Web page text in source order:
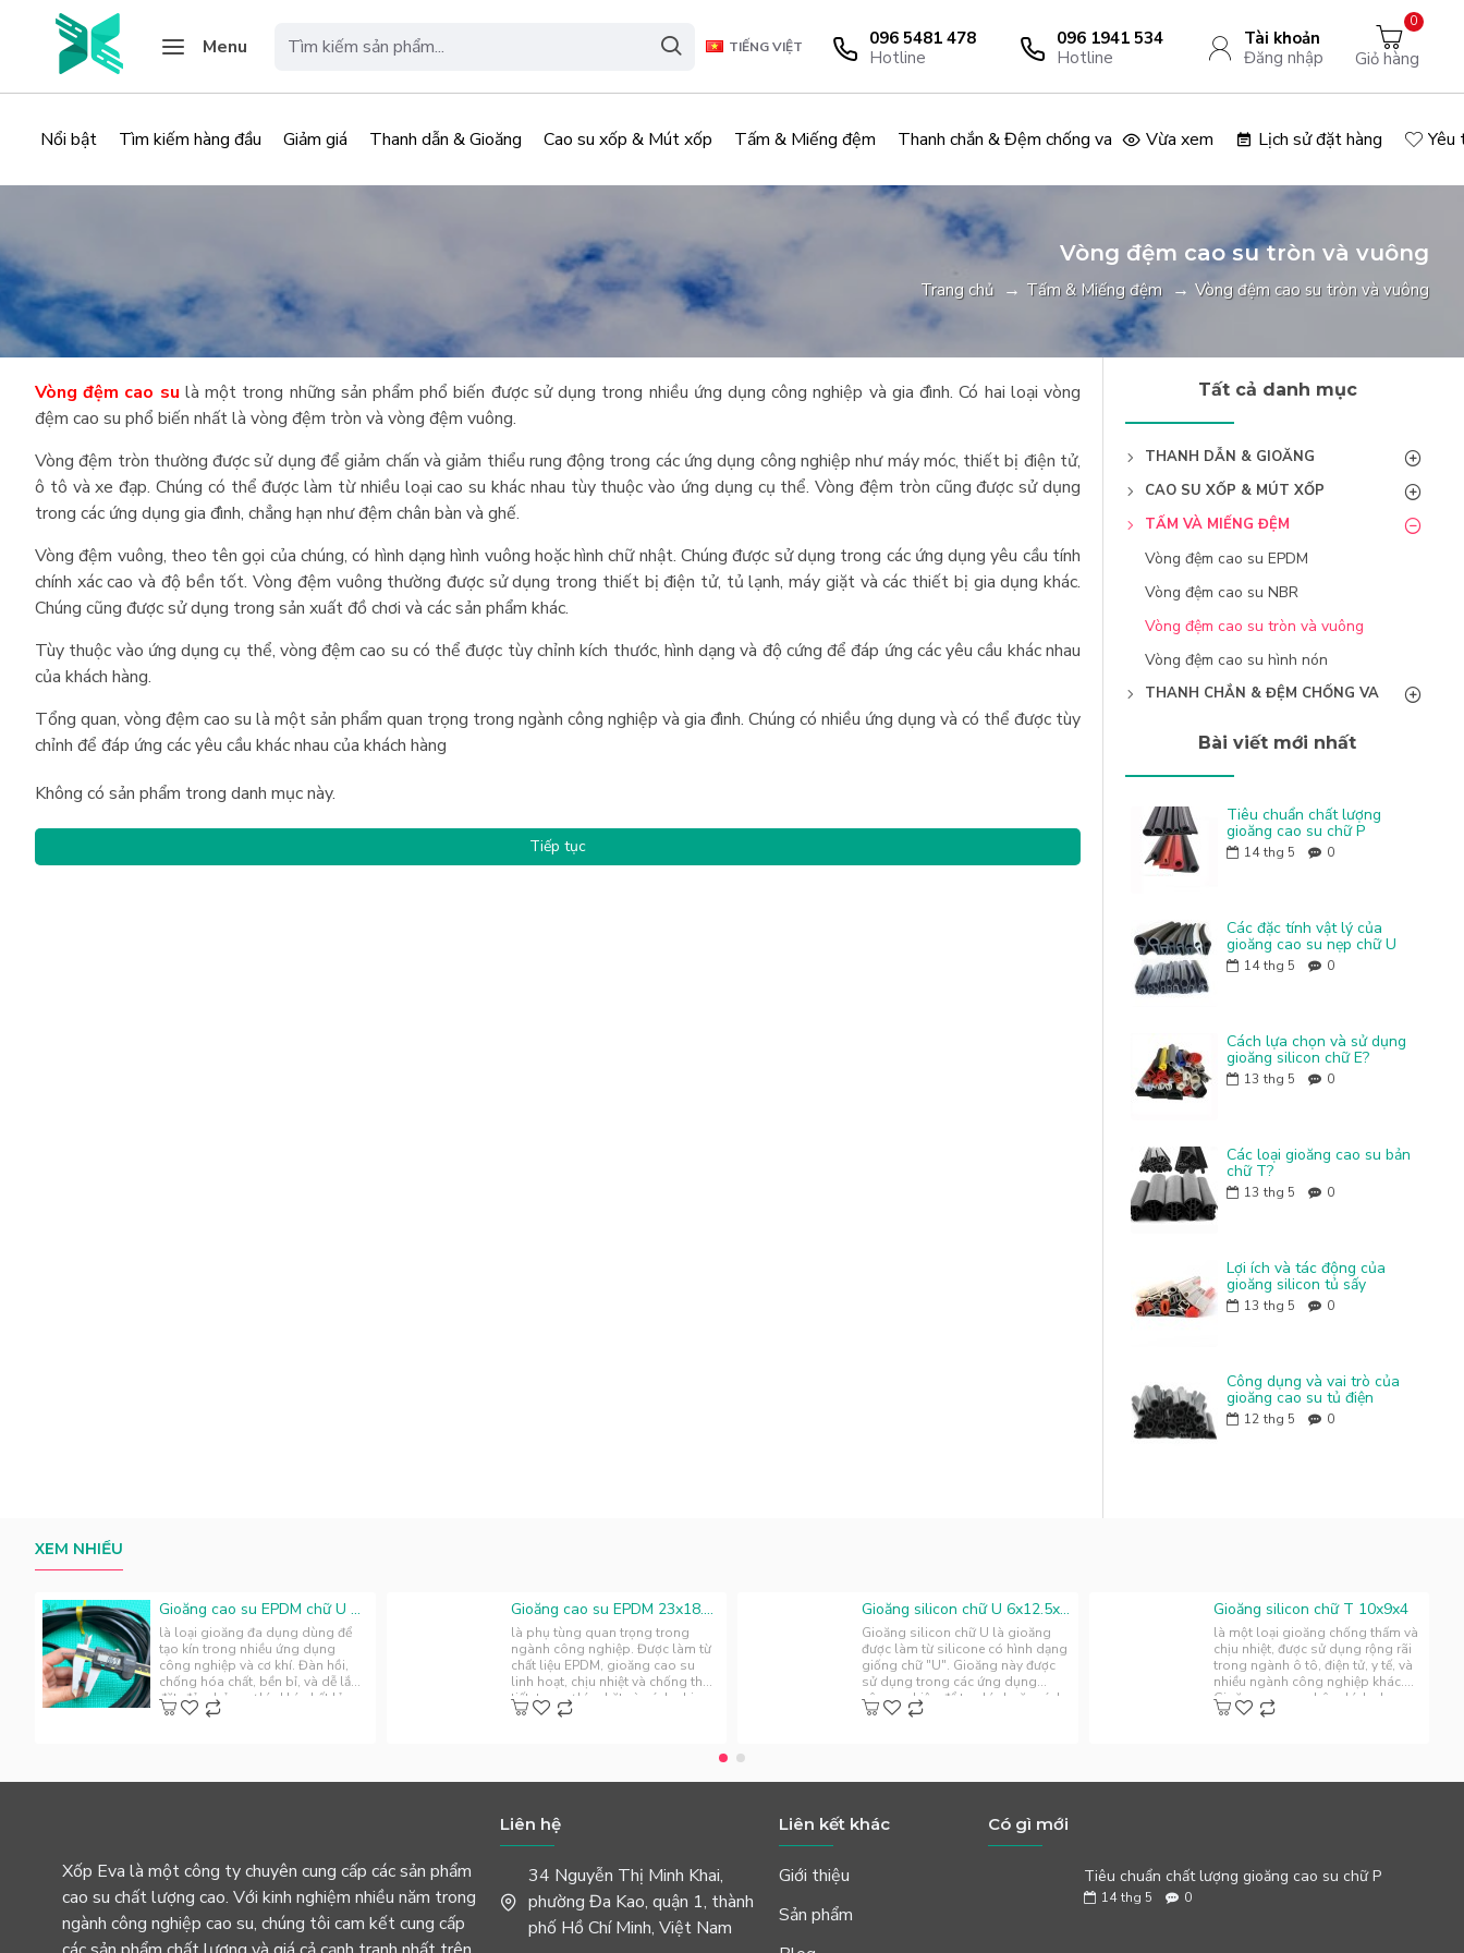
Nổi bật Tìm kiếm hàng đầu Giảm giá Thanh dẫn & Gioăng Cao su xốp & Mút xốp Tấm & Miếng đệm Thanh chắn & Đệm chống va Vừa xem Lịch sử đặt hàng Yêu
Menu TIẾNG VIỆT
096 5481 478
Hotline
096 1941 534
Hotline
Tài khoản
Đăng nhập
Giỏ hàng
0
Trang chủ Tấm & Miếng đệm Vòng đệm cao su tròn và vuông
Vòng đệm cao su tròn và vuông
Vòng đệm cao su là một trong những sản phẩm phổ biến được sử dụng trong nhiều ứng dụng công nghiệp và gia đình. Có hai loại vòng
đệm cao su phổ biến nhất là vòng đệm tròn và vòng đệm vuông.
Vòng đệm tròn thường được sử dụng để giảm chấn và giảm thiểu rung động trong các ứng dụng công nghiệp như máy móc, thiết bị điện tử,
ô tô và xe đạp. Chúng có thể được làm từ nhiều loại cao su khác nhau tùy thuộc vào ứng dụng cụ thể. Vòng đệm tròn cũng được sử dụng
trong các ứng dụng gia đình, chẳng hạn như đệm chân bàn và ghế.
Vòng đệm vuông, theo tên gọi của chúng, có hình dạng hình vuông hoặc hình chữ nhật. Chúng được sử dụng trong các ứng dụng yêu cầu tính
chính xác cao và độ bền tốt. Vòng đệm vuông thường được sử dụng trong thiết bị điện tử, tủ lạnh, máy giặt và các thiết bị gia dụng khác.
Chúng cũng được sử dụng trong sản xuất đồ chơi và các sản phẩm khác.
Tùy thuộc vào ứng dụng cụ thể, vòng đệm cao su có thể được tùy chỉnh kích thước, hình dạng và độ cứng để đáp ứng các yêu cầu khác nhau
của khách hàng.
Tổng quan, vòng đệm cao su là một sản phẩm quan trọng trong ngành công nghiệp và gia đình. Chúng có nhiều ứng dụng và có thể được tùy
chỉnh để đáp ứng các yêu cầu khác nhau của khách hàng
Không có sản phẩm trong danh mục này.
Tiếp tục
Tất cả danh mục
THANH DẪN & GIOĂNG
CAO SU XỐP & MÚT XỐP
TẤM VÀ MIẾNG ĐỆM
Vòng đệm cao su EPDM
Vòng đệm cao su NBR
Vòng đệm cao su tròn và vuông
Vòng đệm cao su hình nón
THANH CHẮN & ĐỆM CHỐNG VA
Bài viết mới nhất
Tiêu chuẩn chất lượng
gioăng cao su chữ P
14 thg 5 0
Các đặc tính vật lý của
gioăng cao su nẹp chữ U
14 thg 5 0
Cách lựa chọn và sử dụng
gioăng silicon chữ E?
13 thg 5 0
Các loại gioăng cao su bản
chữ T?
13 thg 5 0
Lợi ích và tác động của
gioăng silicon tủ sấy
13 thg 5 0
Công dụng và vai trò của
gioăng cao su tủ điện
12 thg 5 0
XEM NHIỀU
Gioăng cao su EPDM chữ U 8.5x4.8x5
là loại gioăng đa dụng dùng để
tạo kín trong nhiều ứng dụng
công nghiệp và cơ khí. Đàn hồi,
chống hóa chất, bền bỉ, và dễ lắp
đặt, đảm bảo sự kín khí, chất lỏn..
Gioăng cao su EPDM 23x18.25x2.1
là phụ tùng quan trọng trong
ngành công nghiệp. Được làm từ
chất liệu EPDM, gioăng cao su
linh hoạt, chịu nhiệt và chống thời
tiết, tạo sự kín chặt và cách nhi..
Gioăng silicon chữ U 6x12.5x1.5
Gioăng silicon chữ U là gioăng
được làm từ silicone có hình dạng
giống chữ "U". Gioăng này được
sử dụng trong các ứng dụng
công nghiệp để tạo kín hoặc cách
điện..
Gioăng silicon chữ T 10x9x4
là một loại gioăng chống thấm và
chịu nhiệt, được sử dụng rộng rãi
trong ngành ô tô, điện tử, y tế, và
nhiều ngành công nghiệp khác.
Gioăng cao su nhôm kính ch..
Xốp Eva là một công ty chuyên cung cấp các sản phẩm
cao su chất lượng cao. Với kinh nghiệm nhiều năm trong
ngành công nghiệp cao su, chúng tôi cam kết cung cấp
Liên hệ
34 Nguyễn Thị Minh Khai,
phường Đa Kao, quận 1, thành
phố Hồ Chí Minh, Việt Nam
Liên kết khác
Giới thiệu
Sản phẩm
Có gì mới
Tiêu chuẩn chất lượng gioăng cao su chữ P
14 thg 5 0